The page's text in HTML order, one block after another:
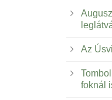
Az
foknál